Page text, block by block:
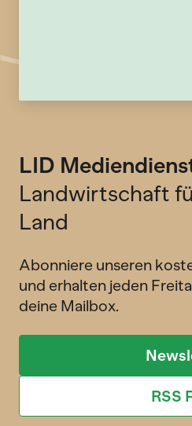
LID
Landwirtschaft
Land
Abonniere unseren
und erhalten jeden
deine Mailbox.
RSS